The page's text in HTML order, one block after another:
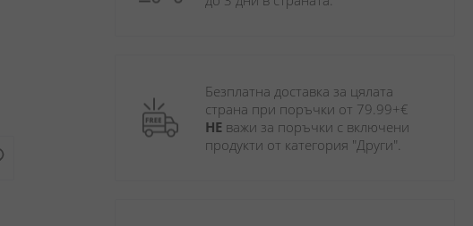
Безплатна доставка за цялата
НЕ важи за поръчки с включени
продукти от категория "Други".